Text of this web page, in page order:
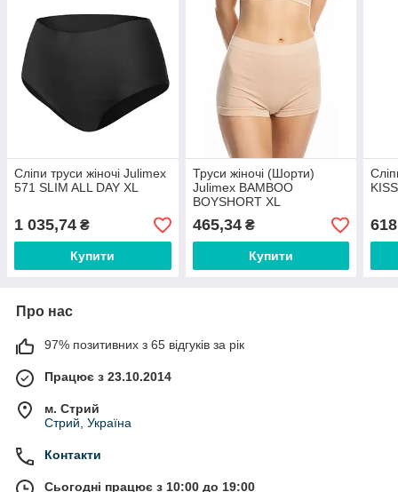
Сліпи труси жіночі Julimex
571 SLIM ALL DAY XL
1 035,74 ₴
Купити
Труси жіночі (Шорти)
Julimex BAMBOO
BOYSHORT XL
465,34₴
Купити
Про нас
97% позитивних з 65 відгуків за рік
Працює з 23.10.2014
м. Стрий
Стрий, Україна
Контакти
Сьогодні працює з 10:00 до 19:00